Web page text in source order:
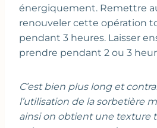
énergiquement. Remettre
renouveler cette opération
pendant 3 heures. Laisser
prendre pendant 2 ou 3
C’est bien plus long et
l’utilisation de la sorbetière
ainsi on obtient une texture